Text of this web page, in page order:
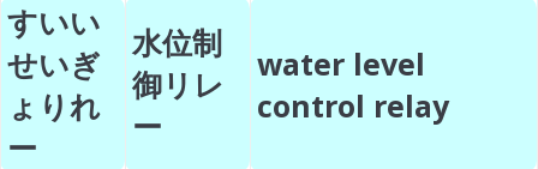
すいい
せいぎ
ょりれ
ー
水位制
御リレ
ー
water level
control relay